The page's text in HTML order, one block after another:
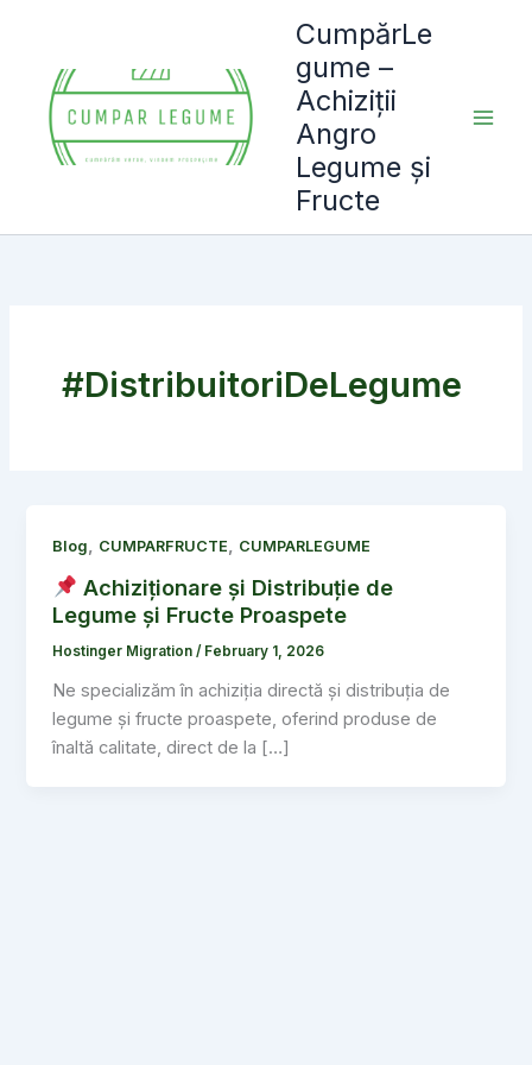
content
CumpărLe
gume –
Achiziții
Angro
Legume și
Fructe
#DistribuitoriDeLegume
Blog, CUMPARFRUCTE, CUMPARLEGUME
Achiziționare și Distribuție de
Legume și Fructe Proaspete
Hostinger Migration/ February 1, 2026
Ne specializăm în achiziția directă și distribuția de
legume și fructe proaspete, oferind produse de
înaltă calitate, direct de la […]